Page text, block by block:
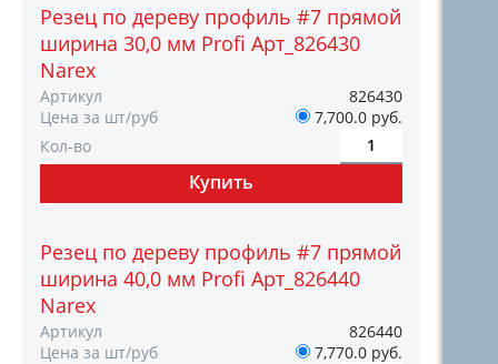
Резец по дереву профиль #7 прямой
ширина 30,0 мм Profi Арт_826430
Narex
Артикул
826430
Цена за шт/руб
7,700.0 руб.
Кол-во
Резец по дереву профиль #7 прямой
ширина 40,0 мм Profi Арт_826440
Narex
Артикул
826440
Цена за шт/руб
7,770.0 руб.